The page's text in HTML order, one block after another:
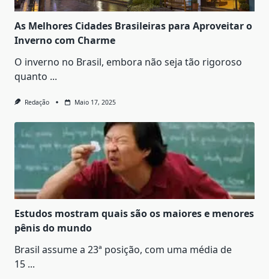
As Melhores Cidades Brasileiras para Aproveitar o
Inverno com Charme
O inverno no Brasil, embora não seja tão rigoroso
quanto ...
Redação Maio 17, 2025
Estudos mostram quais são os maiores e menores
pênis do mundo
Brasil assume a 23ª posição, com uma média de
15 ...